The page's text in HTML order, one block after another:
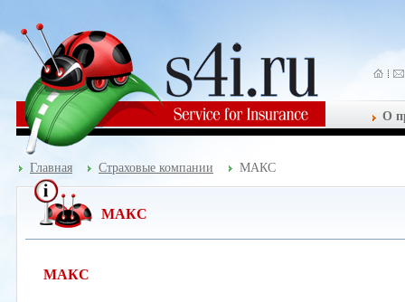
О
Главная Страховые компании МАКС
МАКС
МАКС